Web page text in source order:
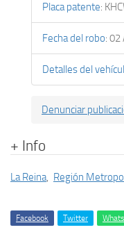
Placa patente:
Fecha del robo: 02
Detalles del
Denunciar
+ Info
La Reina, Región
Facebook Twitter